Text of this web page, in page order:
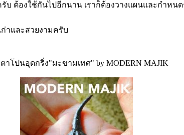
ต้องใช้กันไปอีกนาน เราก็ต้องวางแผนและกำหน
าและสวยงามครับ